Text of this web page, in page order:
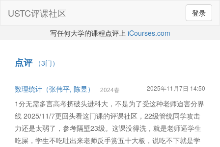
登录
USTC评课社区
写任何大学的课程点评上 iCourses.com
点评（3门）
数理统计（张伟平, 陈昱） 2024春 2025年11月7日 14:50
1分无需多言高考挤破头进科大，不是为了受这种老师迫害分界
线 2025/11/7更回头看这门课的评课社区，22级管统同学攻击
力还是太弱了，参考隔壁23级。这课没得洗，就是老师逼学生
吃屎，学生不吃吐出来老师反手赏五十大板，说吃不下就是学